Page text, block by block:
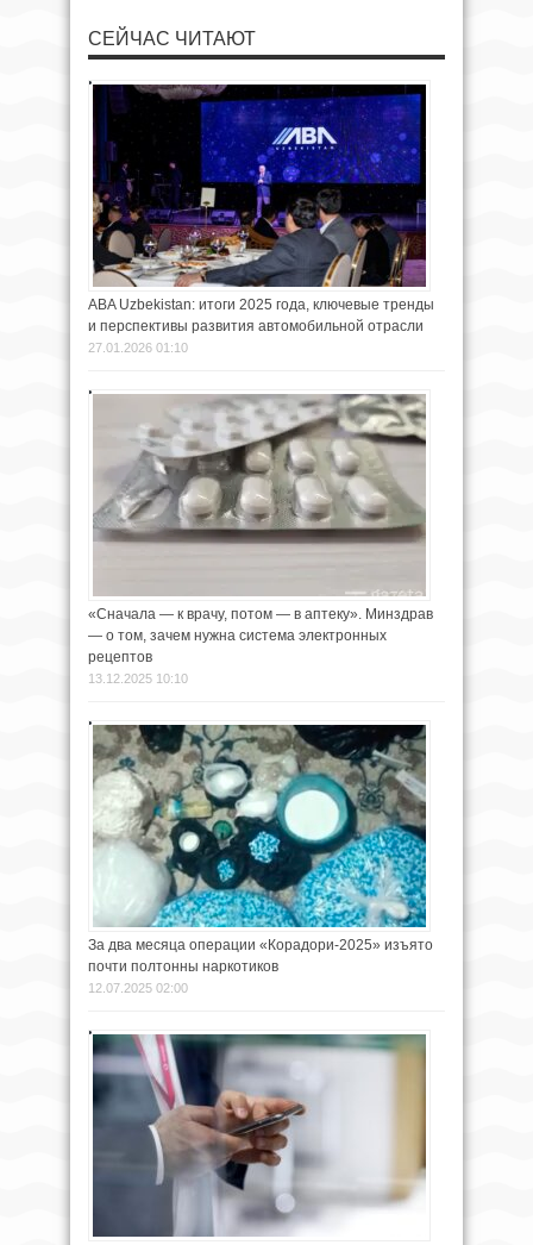
СЕЙЧАС ЧИТАЮТ
ABA Uzbekistan: итоги 2025 года, ключевые тренды
и перспективы развития автомобильной отрасли
27.01.2026 01:10
«Сначала — к врачу, потом — в аптеку». Минздрав
— о том, зачем нужна система электронных
рецептов
13.12.2025 10:10
За два месяца операции «Корадори-2025» изъято
почти полтонны наркотиков
12.07.2025 02:00